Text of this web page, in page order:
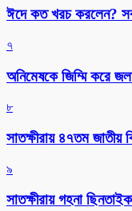
ঈদে কত খরচ করলেন?
৭
অনিমেষকে জিম্মি করে
৮
সাতক্ষীরায় ৪৭তম
৯
সাতক্ষীরায় গহনা